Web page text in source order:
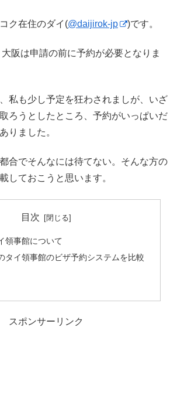
ク在住のダイ(@daijirok-jp )です。
阪は申請の前に予約が必要となりま
私も少し予定を狂わされましが、いざ
ろうとしたところ、予約がいっぱいだ
りました。
合でそんなには待てない。そんな方の
しておこうと思います。
目次
領事館について
タイ領事館のビザ予約システムを比較
スポンサーリンク